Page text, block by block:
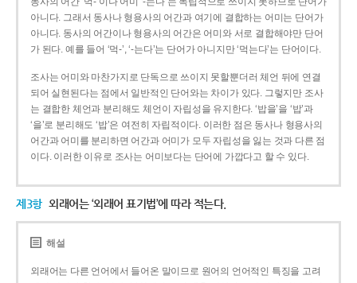
아니다. 그래서 동사나 형용사의 어간과 여기에 결합하는 어미는 단어가
아니다. 동사의 어간이나 형용사의 어간은 어미와 서로 결합해야만 단어
가 된다. 예를 들어 ‘먹-’, ‘-는다’는 단어가 아니지만 ‘먹는다’는 단어이다.
조사는 어미와 마찬가지로 단독으로 쓰이지 못할뿐더러 체언 뒤에 연결
되어 실현된다는 점에서 일반적인 단어와는 차이가 있다. 그렇지만 조사
는 결합한 체언과 분리해도 체언이 자립성을 유지한다. ‘밥을’을 ‘밥’과
‘을’로 분리해도 ‘밥’은 여전히 자립적이다. 이러한 점은 동사나 형용사의
어간과 어미를 분리하면 어간과 어미가 모두 자립성을 잃는 것과 다른 점
이다. 이러한 이유로 조사는 어미보다는 단어에 가깝다고 할 수 있다.
제3항 외래어는 ‘외래어 표기법’에 따라 적는다.
해설
외래어는 다른 언어에서 들어온 말이므로 원어의 언어적인 특징을 고려